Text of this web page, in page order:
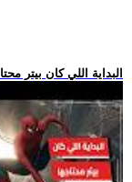
.. فيلم Spider-Man: Brand New Day | البداية اللي كان بيتر محتا